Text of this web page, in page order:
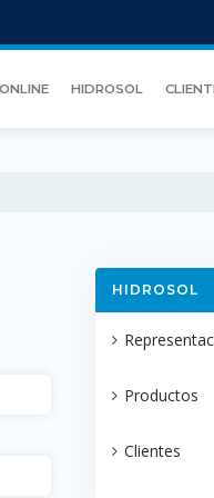
HIDROSOL
HIDROSOL
Productos
Clientes